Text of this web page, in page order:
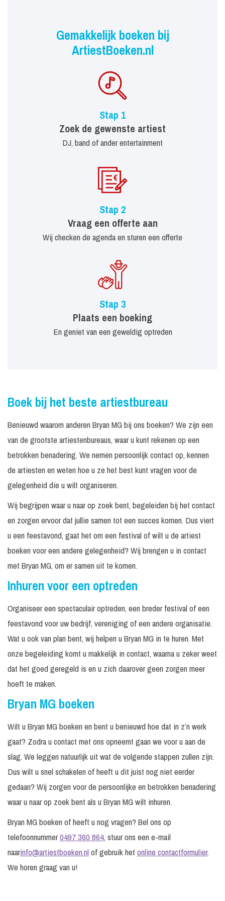
Gemakkelijk boeken bij
ArtiestBoeken.nl
Stap 1
Zoek de gewenste artiest
DJ, band of ander entertainment
Stap 2
Vraag een offerte aan
Wij checken de agenda en sturen een offerte
Stap 3
Plaats een boeking
En geniet van een geweldig optreden
Boek bij het beste artiestbureau
Benieuwd waarom anderen Bryan MG bij ons boeken? We zijn een
van de grootste artiestenbureaus, waar u kunt rekenen op een
betrokken benadering. We nemen persoonlijk contact op, kennen
de artiesten en weten hoe u ze het best kunt vragen voor de
gelegenheid die u wilt organiseren.
Wij begrijpen waar u naar op zoek bent, begeleiden bij het contact
en zorgen ervoor dat jullie samen tot een succes komen. Dus viert
u een feestavond, gaat het om een festival of wilt u de artiest
boeken voor een andere gelegenheid? Wij brengen u in contact
met Bryan MG, om er samen uit te komen.
Inhuren voor een optreden
Organiseer een spectaculair optreden, een breder festival of een
feestavond voor uw bedrijf, vereniging of een andere organisatie.
Wat u ook van plan bent, wij helpen u Bryan MG in te huren. Met
onze begeleiding komt u makkelijk in contact, waarna u zeker weet
dat het goed geregeld is en u zich daarover geen zorgen meer
hoeft te maken.
Bryan MG boeken
Wilt u Bryan MG boeken en bent u benieuwd hoe dat in z’n werk
gaat? Zodra u contact met ons opneemt gaan we voor u aan de
slag. We leggen natuurlijk uit wat de volgende stappen zullen zijn.
Dus wilt u snel schakelen of heeft u dit juist nog niet eerder
gedaan? Wij zorgen voor de persoonlijke en betrokken benadering
waar u naar op zoek bent als u Bryan MG wilt inhuren.
Bryan MG boeken of heeft u nog vragen? Bel ons op
telefoonnummer0497 360 864, stuur ons een e-mail
naarinfo@artiestboeken.nlof gebruik het online contactformulier.
We horen graag van u!